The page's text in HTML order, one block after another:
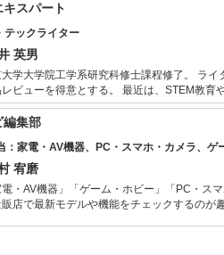
スパート
テックライター
英男
学院工学系研究科修士課程修了。 ライター歴25年。PC/ITに関するテクノロジーの解説や
意とする。 最近は、STEM教育や3DプリンターやCNCを初めとするデジタルファブ
ションに興味を持ち、積極的に取材や記事執筆を行っている。 ま
にも関心があり、CoderDojo守谷のメンタ
編集部
：家電・AV機器、PC・スマホ・カメラ、ゲ
宥磨
電・AV機器」「ゲーム・ホビー」「PC・ス
販店で最新モデルや機能をチェックするのが